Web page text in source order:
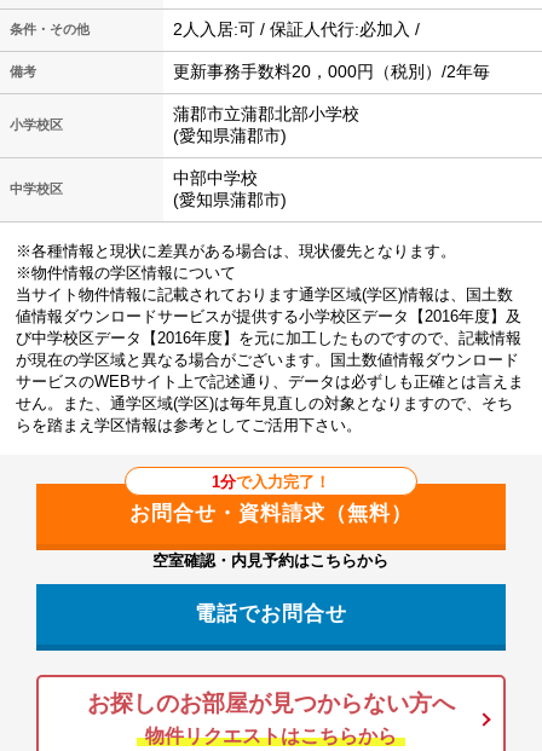
条件・その他 2人入居:可 / 保証人代行:必加入 /
備考 更新事務手数料20，000円（税別）/2年毎
小学校区
蒲郡市立蒲郡北部小学校
(愛知県蒲郡市)
中学校区
中部中学校
(愛知県蒲郡市)
※各種情報と現状に差異がある場合は、現状優先となります。
※物件情報の学区情報について
当サイト物件情報に記載されております通学区域(学区)情報は、国土数
値情報ダウンロードサービスが提供する小学校区データ【2016年度】及
び中学校区データ【2016年度】を元に加工したものですので、記載情報
が現在の学区域と異なる場合がございます。国土数値情報ダウンロード
サービスのWEBサイト上で記述通り、データは必ずしも正確とは言えま
せん。また、通学区域(学区)は毎年見直しの対象となりますので、そち
らを踏まえ学区情報は参考としてご活用下さい。
1分で入力完了！
空室確認・内見予約はこちらから
電話でお問合せ
お探しのお部屋が見つからない方へ
物件リクエストはこちらから